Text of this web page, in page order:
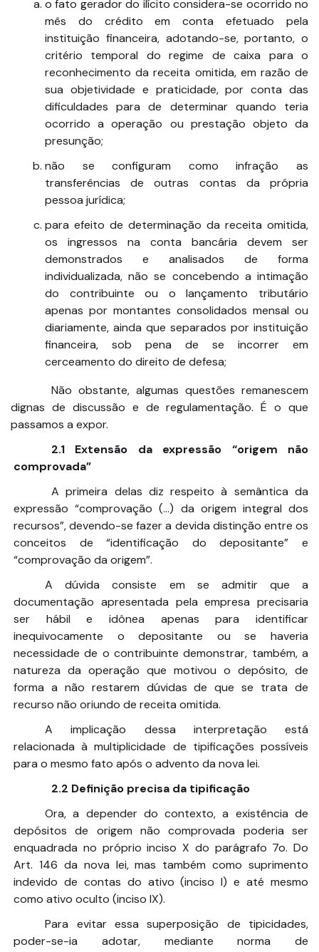
o fato gerador do ilícito considera-se ocorrido no
mês do crédito em conta efetuado pela
instituição financeira, adotando-se, portanto, o
critério temporal do regime de caixa para o
reconhecimento da receita omitida, em razão de
sua objetividade e praticidade, por conta das
dificuldades para de determinar quando teria
ocorrido a operação ou prestação objeto da
presunção;
não se configuram como infração as
transferências de outras contas da própria
pessoa jurídica;
para efeito de determinação da receita omitida,
os ingressos na conta bancária devem ser
demonstrados e analisados de forma
individualizada, não se concebendo a intimação
do contribuinte ou o lançamento tributário
apenas por montantes consolidados mensal ou
diariamente, ainda que separados por instituição
financeira, sob pena de se incorrer em
cerceamento do direito de defesa;
Não obstante, algumas questões remanescem
dignas de discussão e de regulamentação. É o que
passamos a expor.
2.1 Extensão da expressão “origem não
comprovada”
A primeira delas diz respeito à semântica da
expressão “comprovação (...) da origem integral dos
recursos”, devendo-se fazer a devida distinção entre os
conceitos de “identificação do depositante” e
“comprovação da origem”.
A dúvida consiste em se admitir que a
documentação apresentada pela empresa precisaria
ser hábil e idônea apenas para identificar
inequivocamente o depositante ou se haveria
necessidade de o contribuinte demonstrar, também, a
natureza da operação que motivou o depósito, de
forma a não restarem dúvidas de que se trata de
recurso não oriundo de receita omitida.
A implicação dessa interpretação está
relacionada à multiplicidade de tipificações possíveis
para o mesmo fato após o advento da nova lei.
2.2 Definição precisa da tipificação
Ora, a depender do contexto, a existência de
depósitos de origem não comprovada poderia ser
enquadrada no próprio inciso X do parágrafo 7o. Do
Art. 146 da nova lei, mas também como suprimento
indevido de contas do ativo (inciso I) e até mesmo
como ativo oculto (inciso IX).
Para evitar essa superposição de tipicidades,
poder-se-ia adotar, mediante norma de